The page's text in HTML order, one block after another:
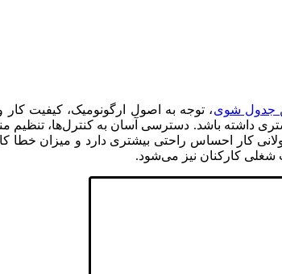
جدول شوی، توجه به اصول ارگونومیک، کیفیت
داشته باشد. دسترسی آسان به کنترل‌ها، تنظیم
کار احساس راحتی بیشتری دارد و میزان
شغلی کارکنان نیز می‌شود.